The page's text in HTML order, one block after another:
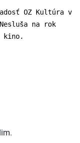
OZ Kultúra v
na rok
kino.